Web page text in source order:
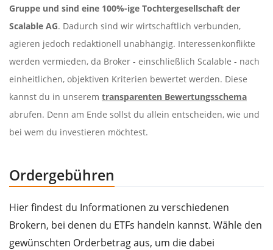
Gruppe und sind eine 100%-ige Tochtergesellschaft der
Scalable AG. Dadurch sind wir wirtschaftlich verbunden,
agieren jedoch redaktionell unabhängig. Interessenkonflikte
werden vermieden, da Broker - einschließlich Scalable - nach
einheitlichen, objektiven Kriterien bewertet werden. Diese
kannst du in unserem transparenten Bewertungsschema
abrufen. Denn am Ende sollst du allein entscheiden, wie und
bei wem du investieren möchtest.
Ordergebühren
Hier findest du Informationen zu verschiedenen
Brokern, bei denen du ETFs handeln kannst. Wähle den
gewünschten Orderbetrag aus, um die dabei